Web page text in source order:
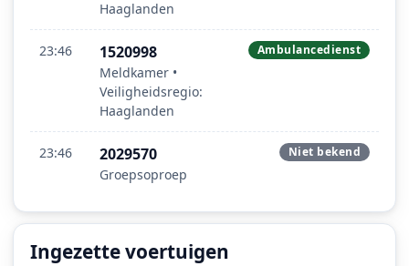
Haaglanden
23:46 1520998
Meldkamer •
Veiligheidsregio:
Haaglanden
Ambulancedienst
23:46 2029570
Groepsoproep
Niet bekend
Ingezette voertuigen